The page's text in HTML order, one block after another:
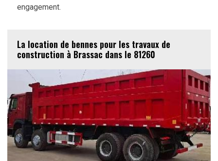
engagement.
La location de bennes pour les travaux de
construction à Brassac dans le 81260